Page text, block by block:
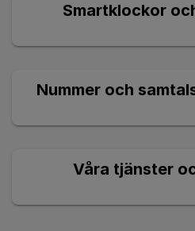
Smartklockor
Nummer och
Våra tjänster